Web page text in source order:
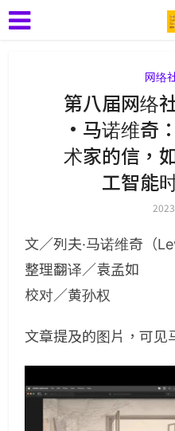
网络
第八届网络
·马诺维奇
术家的信，
工智能
文／列夫·马诺维奇（
整理翻译／袁孟如
校对／黄孙权
文章提及的图片，可见